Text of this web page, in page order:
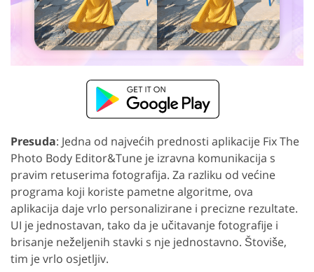
Presuda: Jedna od najvećih prednosti aplikacije Fix The
Photo Body Editor&Tune je izravna komunikacija s
pravim retuserima fotografija. Za razliku od većine
programa koji koriste pametne algoritme, ova
aplikacija daje vrlo personalizirane i precizne rezultate.
UI je jednostavan, tako da je učitavanje fotografije i
brisanje neželjenih stavki s nje jednostavno. Štoviše,
tim je vrlo osjetljiv.